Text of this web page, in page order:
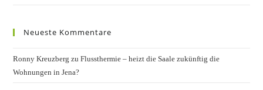
Neueste Kommentare
Ronny Kreuzberg zuFlussthermie – heizt die Saale zukünftig die
Wohnungen in Jena?